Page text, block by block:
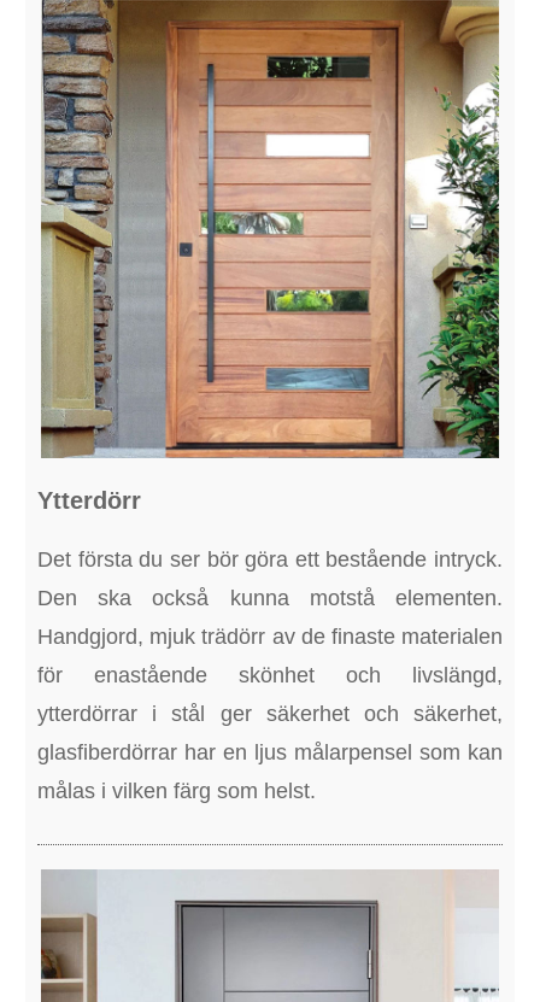
Ytterdörr
Det första du ser bör göra ett bestående intryck.
Den ska också kunna motstå elementen.
Handgjord, mjuk trädörr av de finaste materialen
för enastående skönhet och livslängd,
ytterdörrar i stål ger säkerhet och säkerhet,
glasfiberdörrar har en ljus målarpensel som kan
målas i vilken färg som helst.